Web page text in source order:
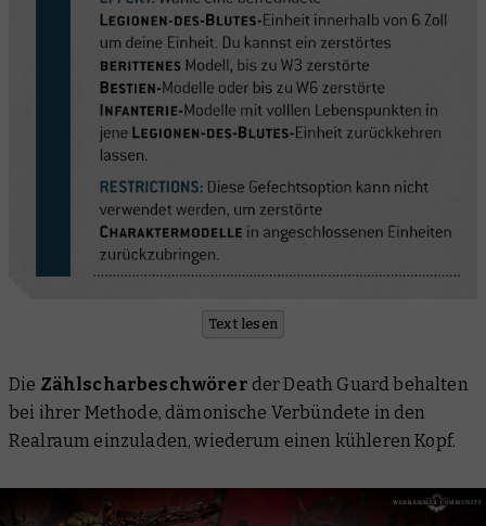
Text lesen
Die Zählscharbeschwörer der Death Guard behalten
bei ihrer Methode, dämonische Verbündete in den
Realraum einzuladen, wiederum einen kühleren Kopf.